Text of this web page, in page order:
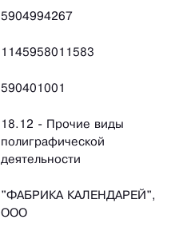
5904994267
1145958011583
590401001
18.12 - Прочие виды
полиграфической
деятельности
"ФАБРИКА КАЛЕНДАРЕЙ",
ООО